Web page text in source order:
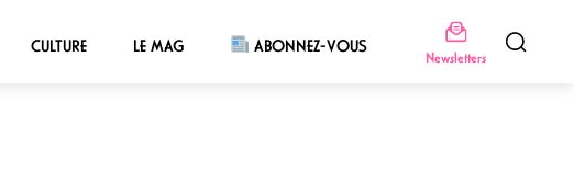
CULTURE LE MAG ABONNEZ-VOUS
Newsletters